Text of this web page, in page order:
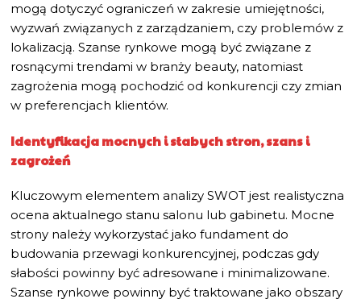
mogą dotyczyć ograniczeń w zakresie umiejętności,
wyzwań związanych z zarządzaniem, czy problemów z
lokalizacją. Szanse rynkowe mogą być związane z
rosnącymi trendami w branży beauty, natomiast
zagrożenia mogą pochodzić od konkurencji czy zmian
w preferencjach klientów.
Identyfikacja mocnych i słabych stron, szans i
zagrożeń
Kluczowym elementem analizy SWOT jest realistyczna
ocena aktualnego stanu salonu lub gabinetu. Mocne
strony należy wykorzystać jako fundament do
budowania przewagi konkurencyjnej, podczas gdy
słabości powinny być adresowane i minimalizowane.
Szanse rynkowe powinny być traktowane jako obszary